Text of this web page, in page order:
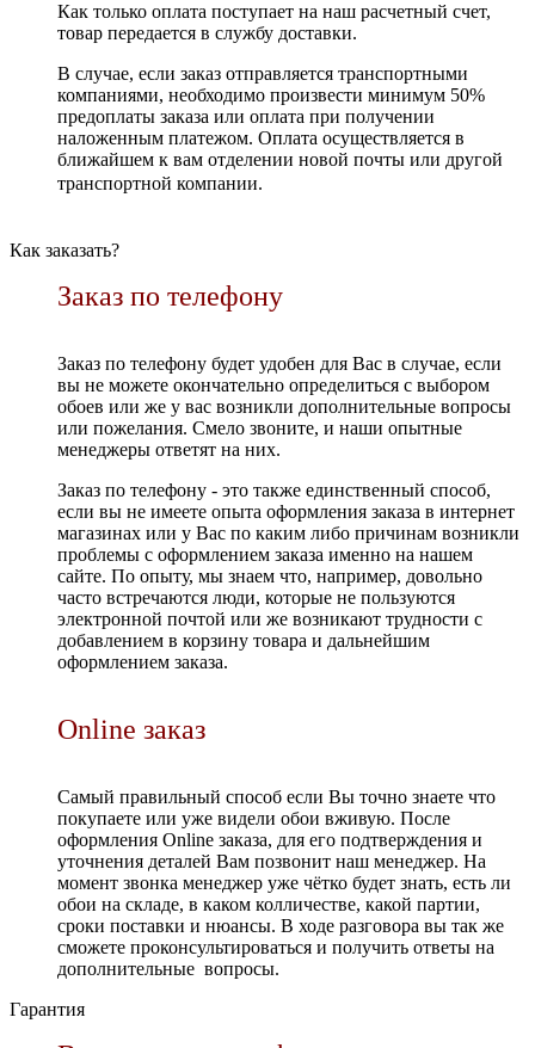
Как только оплата поступает на наш расчетный счет,
товар передается в службу доставки.
В случае, если заказ отправляется транспортными
компаниями, необходимо произвести минимум 50%
предоплаты заказа или оплата при получении
наложенным платежом. Оплата осуществляется в
ближайшем к вам отделении новой почты или другой
транспортной компании.
Как заказать?
Заказ по телефону
Заказ по телефону будет удобен для Вас в случае, если
вы не можете окончательно определиться с выбором
обоев или же у вас возникли дополнительные вопросы
или пожелания. Смело звоните, и наши опытные
менеджеры ответят на них.
Заказ по телефону - это также единственный способ,
если вы не имеете опыта оформления заказа в интернет
магазинах или у Вас по каким либо причинам возникли
проблемы с оформлением заказа именно на нашем
сайте. По опыту, мы знаем что, например, довольно
часто встречаются люди, которые не пользуются
электронной почтой или же возникают трудности с
добавлением в корзину товара и дальнейшим
оформлением заказа.
Online заказ
Самый правильный способ если Вы точно знаете что
покупаете или уже видели обои вживую. После
оформления Online заказа, для его подтверждения и
уточнения деталей Вам позвонит наш менеджер. На
момент звонка менеджер уже чётко будет знать, есть ли
обои на складе, в каком колличестве, какой партии,
сроки поставки и нюансы. В ходе разговора вы так же
сможете проконсультироваться и получить ответы на
дополнительные вопросы.
Гарантия